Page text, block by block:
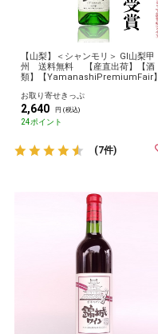
【山梨】＜シャンモリ＞ GI山梨甲
州 送料無料 【産直出荷】【酒
類】【YamanashiPremiumFair】
メ 産地直送 産直
お取り寄せきっぷ
2,640 円 (税込)
24ポイント
(7件)